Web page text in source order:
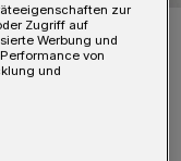
zur
Zugriff auf
Werbung und
von
und